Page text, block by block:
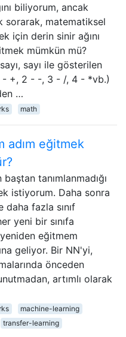
biliyorum, ancak
sorarak, matematiksel
için derin sinir ağını
mümkün mü?
sayı ile gösterilen
- +, 2 - -, 3 - /, 4 - *vb.)
…
math
adım eğitmek
baştan tanımlanmadığı
istiyorum. Daha sonra
fazla sınıf
yeni bir sınıfa
eğitmem
geliyor. Bir NN'yi,
önceden
artımlı olarak
machine-learning
transfer-learning